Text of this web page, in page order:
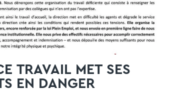
TRAVAIL MET SES
EN DANGER